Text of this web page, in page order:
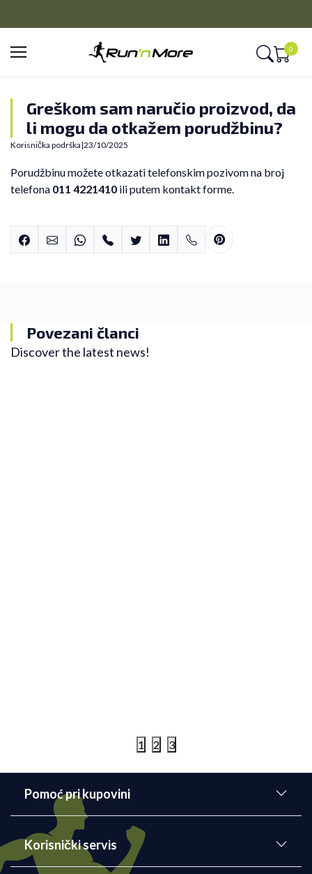
0
Greškom sam naručio proizvod, da
li mogu da otkažem porudžbinu?
Korisnička podrška|23/10/2025
Porudžbinu možete otkazati telefonskim pozivom na broj
telefona 011 4221410 ili putem kontakt forme.
Povezani članci
Discover the latest news!
1 2 3
Pomoć pri kupovini
Korisnički servis